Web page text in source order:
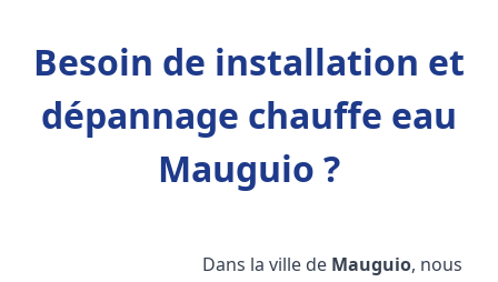
Besoin de installation et
dépannage chauffe eau
Mauguio ?
Dans la ville de Mauguio, nous